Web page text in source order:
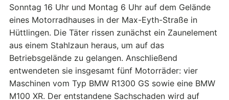
Sonntag 16 Uhr und Montag 6 Uhr auf dem Gelände
eines Motorradhauses in der Max-Eyth-Straße in
Hüttlingen. Die Täter rissen zunächst ein Zaunelement
aus einem Stahlzaun heraus, um auf das
Betriebsgelände zu gelangen. Anschließend
entwendeten sie insgesamt fünf Motorräder: vier
Maschinen vom Typ BMW R1300 GS sowie eine BMW
M100 XR. Der entstandene Sachschaden wird auf